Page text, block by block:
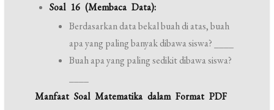
Soal 16 (Membaca Data):
Berdasarkan data bekal buah di atas, buah
apa yang paling banyak dibawa siswa? ____
Buah apa yang paling sedikit dibawa siswa?
Manfaat Soal Matematika dalam Format PDF